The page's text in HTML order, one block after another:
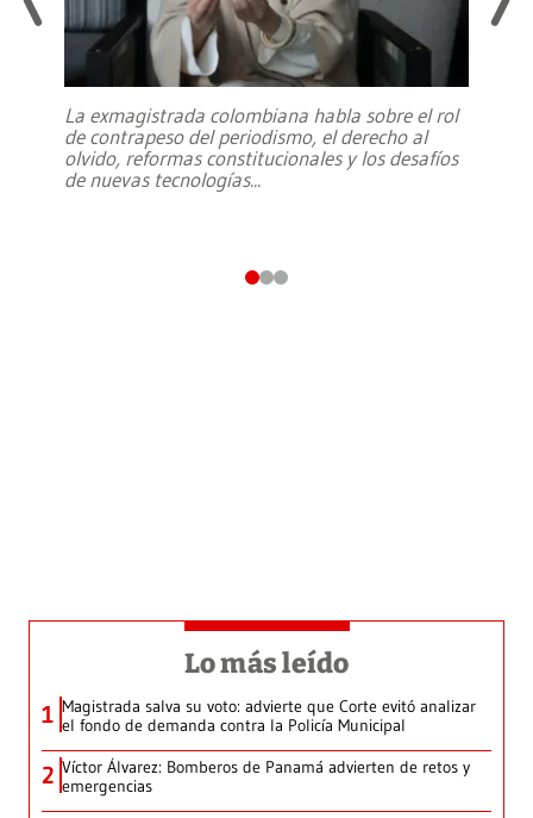
La exmagistrada colombiana habla sobre el rol
de contrapeso del periodismo, el derecho al
olvido, reformas constitucionales y los desafíos
de nuevas tecnologías...
Lo más leído
1 Magistrada salva su voto: advierte que Corte evitó analizar
el fondo de demanda contra la Policía Municipal
2 Víctor Álvarez: Bomberos de Panamá advierten de retos y
emergencias